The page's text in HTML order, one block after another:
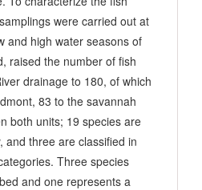
were carried out at
and high water seasons of
raised the number of fish
drainage to 180, of which
83 to the savannah
both units; 19 species are
and three are classified in
Three species
and one represents a